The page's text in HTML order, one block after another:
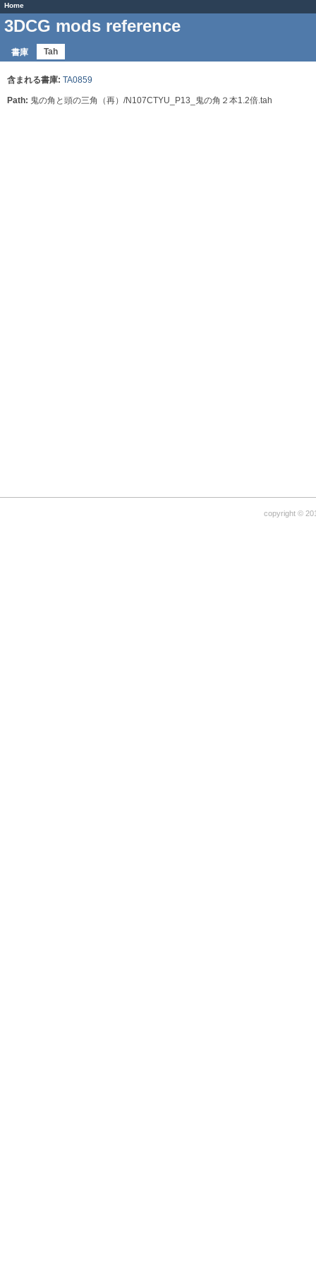
Home
3DCG mods reference
書庫 Tah
含まれる書庫: TA0859
Path: 鬼の角と頭の三角（再）/N107CTYU_P13_鬼の角２本1.2倍.tah
copyright ©